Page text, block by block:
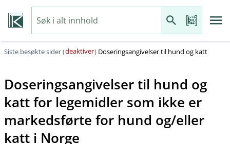
Siste besøkte sider (deaktiver) Doseringsangivelser til hund og katt
Doseringsangivelser til hund og
katt for legemidler som ikke er
markedsførte for hund og​/​eller
katt i Norge